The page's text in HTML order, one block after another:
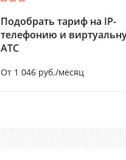
Подобрать тариф на IP-
телефонию и
АТС
От 1 046 руб./месяц